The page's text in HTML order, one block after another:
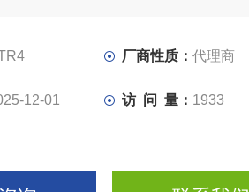
厂商性质：代理商
12-01 访 问 量： 1933